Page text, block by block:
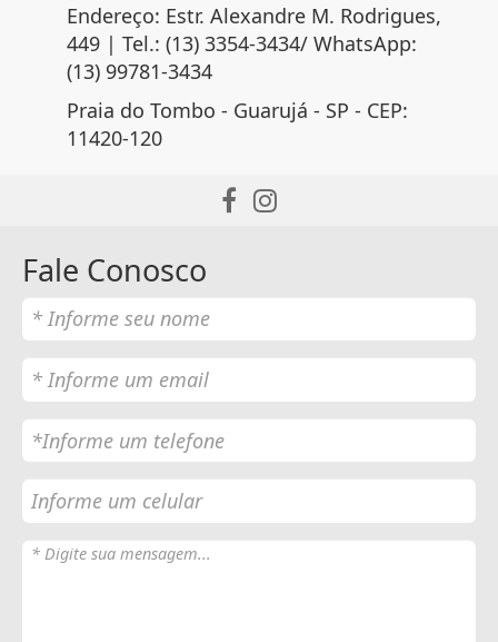
Endereço: Estr. Alexandre M. Rodrigues,
449 | Tel.: (13) 3354-3434/ WhatsApp:
(13) 99781-3434
Praia do Tombo - Guarujá - SP - CEP:
11420-120
Fale Conosco